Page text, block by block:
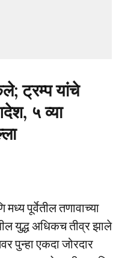
ट्रम्प यांचे
५ व्या
पूर्वेतील तणावाच्या
युद्ध अधिकच तीव्र झाले
पुन्हा एकदा जोरदार